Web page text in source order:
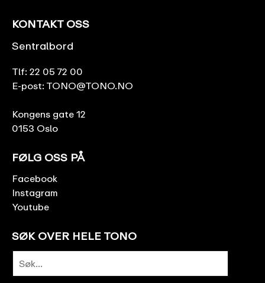
KONTAKT OSS
Sentralbord
Tlf: 22 05 72 00
E-post: TONO@TONO.NO
Kongens gate 12
0153 Oslo
FØLG OSS PÅ
Facebook
Instagram
Youtube
SØK OVER HELE TONO